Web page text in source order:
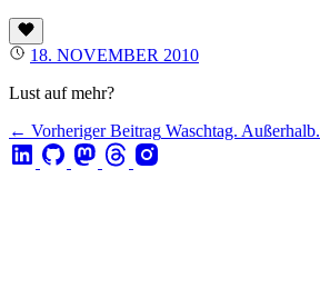
18. NOVEMBER 2010
Lust auf mehr?
← Vorheriger Beitrag Waschtag. Außerhalb.